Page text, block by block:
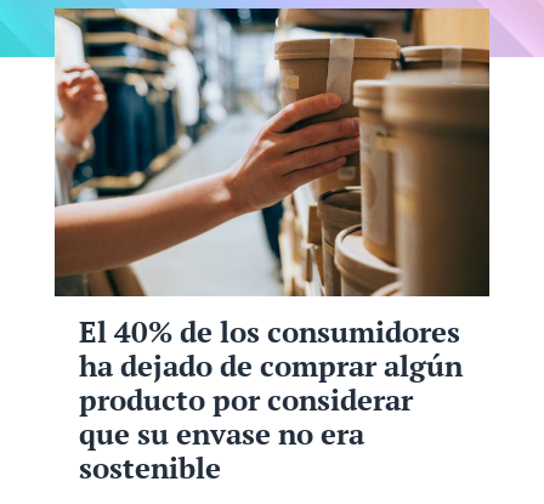
El 40% de los consumidores
ha dejado de comprar algún
producto por considerar
que su envase no era
sostenible